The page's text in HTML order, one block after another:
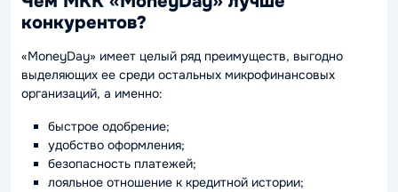
конкурентов?
«MoneyDay» имеет целый ряд преимуществ, выгодно
выделяющих ее среди остальных микрофинансовых
организаций, а именно:
быстрое одобрение;
удобство оформления;
безопасность платежей;
лояльное отношение к кредитной истории;